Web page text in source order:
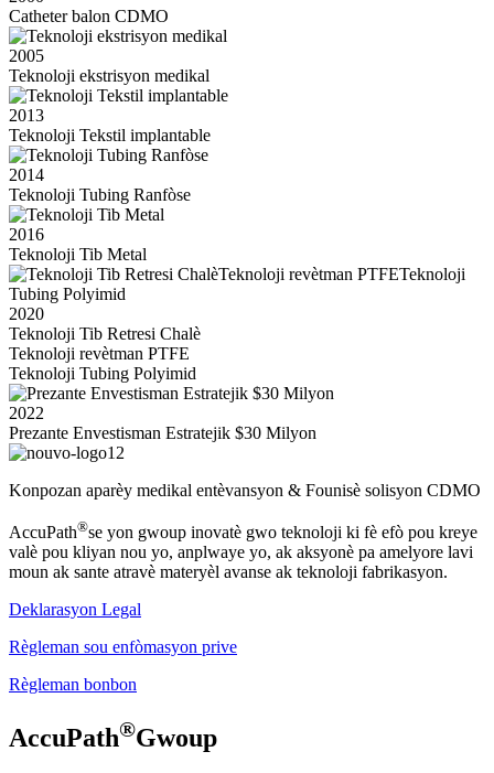
Catheter balon CDMO
2005
Teknoloji ekstrisyon medikal
2013
Teknoloji Tekstil implantable
2014
Teknoloji Tubing Ranfòse
2016
Teknoloji Tib Metal
2020
Teknoloji Tib Retresi Chalè
Teknoloji revètman PTFE
Teknoloji Tubing Polyimid
2022
Prezante Envestisman Estratejik $30 Milyon
Konpozan aparèy medikal entèvansyon & Founisè solisyon CDMO
AccuPath®se yon gwoup inovatè gwo teknoloji ki fè efò pou kreye
valè pou kliyan nou yo, anplwaye yo, ak aksyonè pa amelyore lavi
moun ak sante atravè materyèl avanse ak teknoloji fabrikasyon.
Deklarasyon Legal
Règleman sou enfòmasyon prive
Règleman bonbon
AccuPath®Gwoup